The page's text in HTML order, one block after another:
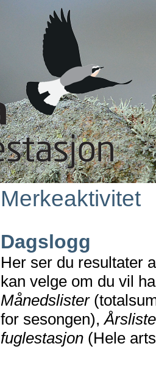
Merkeaktivitet
Dagslogg
Her ser du resultater
kan velge om du vil
Månedslister
for sesongen),
fuglestasjon (Hele